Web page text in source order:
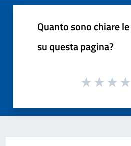
Quanto sono chiare
su questa pagina?